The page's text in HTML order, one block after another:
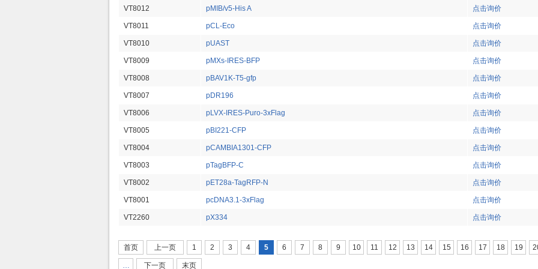
VT8012 pMIB/v5-His A 点击询价
VT8011 pCL-Eco 点击询价
VT8010 pUAST 点击询价
VT8009 pMXs-IRES-BFP 点击询价
VT8008 pBAV1K-T5-gfp 点击询价
VT8007 pDR196 点击询价
VT8006 pLVX-IRES-Puro-3xFlag 点击询价
VT8005 pBI221-CFP 点击询价
VT8004 pCAMBIA1301-CFP 点击询价
VT8003 pTagBFP-C 点击询价
VT8002 pET28a-TagRFP-N 点击询价
VT8001 pcDNA3.1-3xFlag 点击询价
VT2260 pX334
点击询价
首页
上一页 1 2 3 4 5 6 7 8 9 10 11 12 13 14 15 16 17 18 19
… 下一页 末页